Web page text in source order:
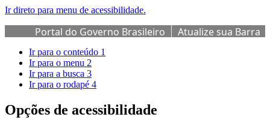
Ir direto para menu de acessibilidade.
Portal do Governo Brasileiro
Atualize sua Barra
de Governo
Ir para o conteúdo 1
Ir para o menu 2
Ir para a busca 3
Ir para o rodapé 4
Opções de acessibilidade